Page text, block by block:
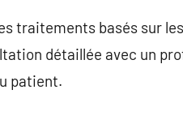
traitements basés sur
détaillée avec un
patient.